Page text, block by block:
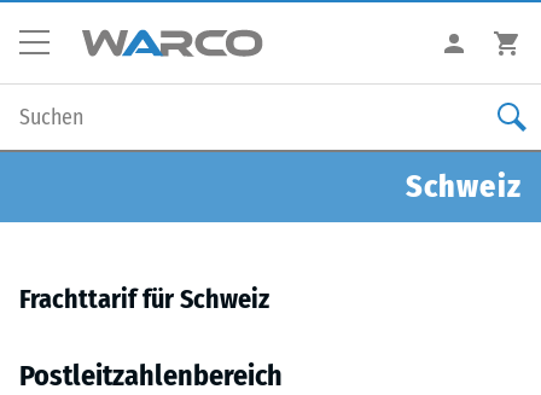
Schweiz
Frachttarif für Schweiz
Postleitzahlenbereich